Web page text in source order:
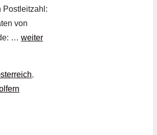
Postleitzahl:
von
… weiter
,